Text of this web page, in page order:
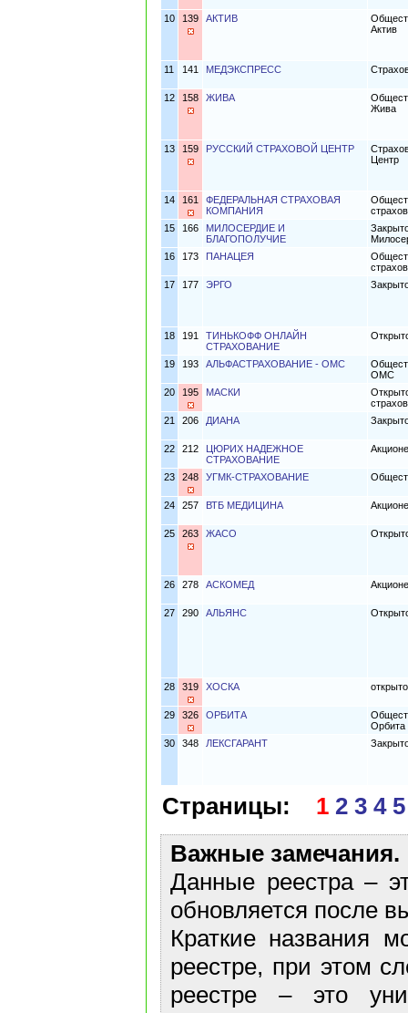
10 139 АКТИВ
Актив
11 141 МЕДЭКСПРЕСС
12 158 ЖИВА
Жива
13 159 РУССКИЙ СТРАХОВОЙ ЦЕНТР
Центр
14 161
ФЕДЕРАЛЬНАЯ СТРАХОВАЯ
КОМПАНИЯ
15
166
МИЛОСЕРДИЕ И
БЛАГОПОЛУЧИЕ
16
173 ПАНАЦЕЯ
17
177 ЭРГО
18 191
ТИНЬКОФФ ОНЛАЙН
СТРАХОВАНИЕ
19 193 АЛЬФАСТРАХОВАНИЕ - ОМС
ОМС
20
195 МАСКИ
21
206 ДИАНА
22 212
ЦЮРИХ НАДЕЖНОЕ
СТРАХОВАНИЕ
23 248 УГМК-СТРАХОВАНИЕ
24 257 ВТБ МЕДИЦИНА
25 263 ЖАСО
26 278 АСКОМЕД
27 290 АЛЬЯНС
28 319 ХОСКА
29 326 ОРБИТА
Орбита
30
348 ЛЕКСГАРАНТ
Страницы: 1 2 3 4 5
Важные замечания.
Данные реестра –
обновляется после
Краткие названия
реестре, при этом
реестре – это